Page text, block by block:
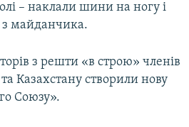
– наклали шини на ногу і
з майданчика.
з решти «в строю» членів
Казахстану створили нову
Союзу».